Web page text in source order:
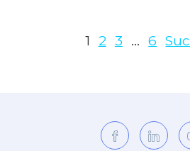
Navigation
1 2 3 … 6